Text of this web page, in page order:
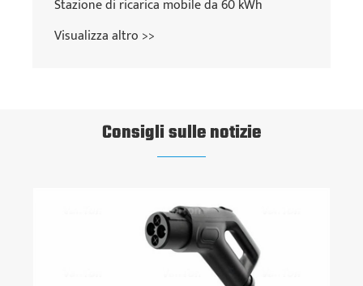
Consigli sulle notizie
Che cos'è un supporto CCS1 per la spina di
ricarica EV e perché è essenziale?